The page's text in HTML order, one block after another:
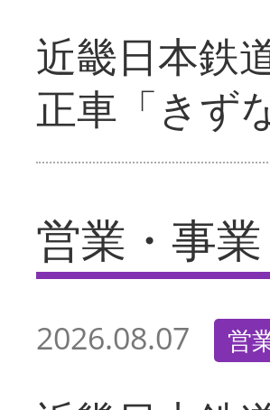
近畿日本鉄
正車「きず
営業・事
2026.08.07 営